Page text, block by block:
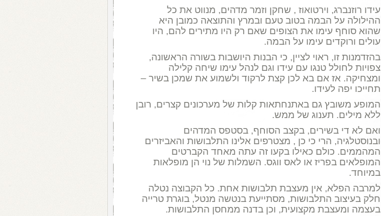
עידו רוזנברג, וירטואוז , שחקן וזמר מדהים, מנווט את כל
ההילולה על הבמה בטוב טעם ובמרץ והתוצאה כמובן היא
שהוא סוחף עימו את הצופים שאם רק היו מתירים להם, היו
עולים ורוקדים עימו על הבמה.
בהזדמנות זו, ראוי לציין, כי הבנות היושבות בשורה הראשונה,
צפויות לחולל טנגו עם עידו וגם לנהל עימו שיחה קלילה
ומצחיקה. אז אם בא לכן קצת לרקוד ולשמוע את שמכן בשיר –
תחייכו יפה לעידו.
המופע משובץ גם באתנחתאות קלות של מערכונים קצרים, רובן
ללא מילים. תענוג של ממש.
ואם לא די בשירים, בקצב הסוחף, בסטפס המדהים
ובנוסטלגיה, הרי כי כן , מצטרפים אלינו התלבושות והאביזרים
המהממים. כולם כאילו בקעו זה עתה מאחד הקברטים
המופלאים בפריז או לאס ווגס. השמלות של נוי הן מופלאות
במיוחד.
למרבה הפלא, אין מעצבת תלבושות אחת. כל הקבוצה נטלה
חלק בעיצוב התלבושות, מסתייעת בנטשה מנטל, בוגרת טרייה
בעצמה ומעצבת מקצועית, וכן בדנה ממחסן התלבושות.